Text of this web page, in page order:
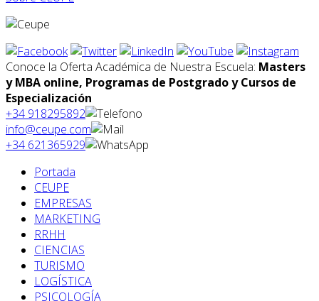
Conoce la Oferta Académica de Nuestra Escuela: Masters
y MBA online, Programas de Postgrado y Cursos de
Especialización
+34 918295892
info@ceupe.com
+34 621365929
Portada
CEUPE
EMPRESAS
MARKETING
RRHH
CIENCIAS
TURISMO
LOGÍSTICA
PSICOLOGÍA